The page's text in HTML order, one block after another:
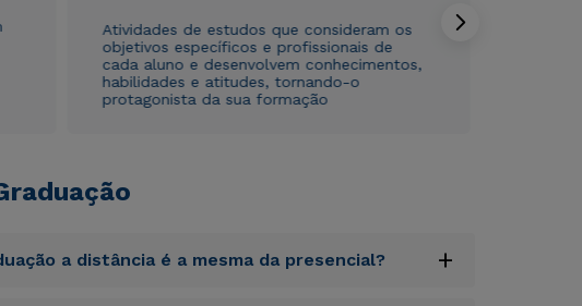
Atividades de estudos que consideram os
objetivos específicos e profissionais de
cada aluno e desenvolvem conhecimentos,
habilidades e atitudes, tornando-o
protagonista da sua formação
a distância é a mesma da presencial? +
Estou de acordo com aPolítica de Privacidade.
autorizo que meus dados sejam utilizados para o
envio de conteúdos da Cruzeiro do Sul.
Estou de acordo com aPolítica de Privacidade.
autorizo que meus dados sejam utilizados para o
envio de conteúdos da Cruzeiro do Sul.